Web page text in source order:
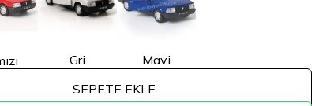
Gri
Mavi
SEPETE EKLE